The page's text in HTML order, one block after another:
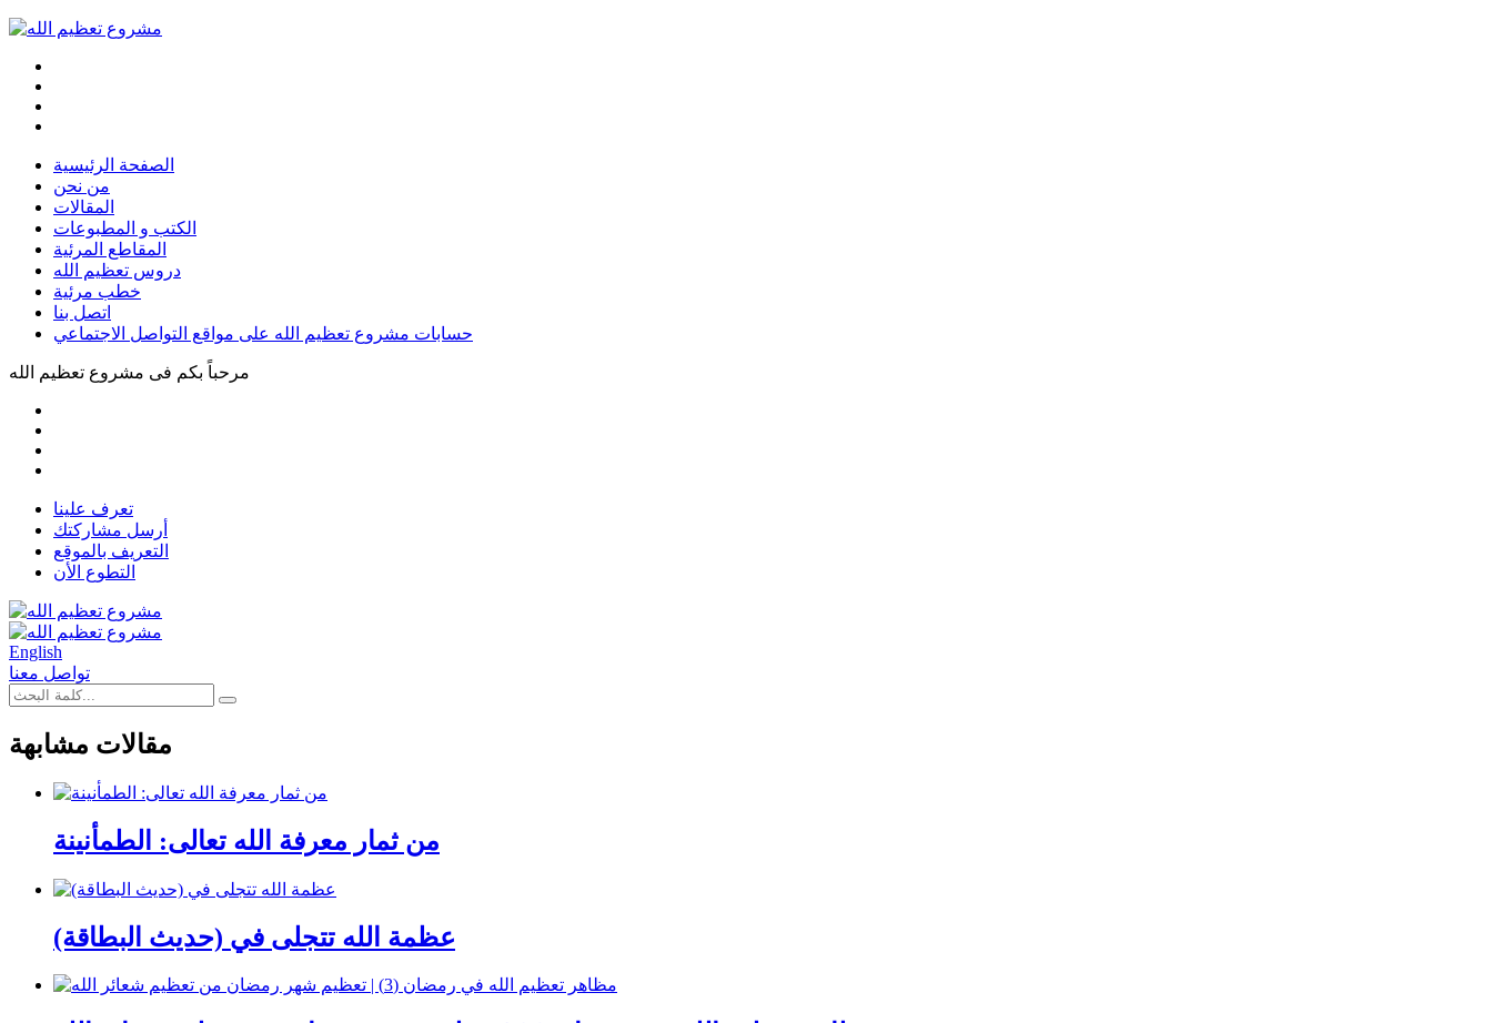
الصفحة الرئيسية
من نحن
المقالات
الكتب و المطبوعات
المقاطع المرئية
دروس تعظيم الله
خطب مرئية
اتصل بنا
حسابات مشروع تعظيم الله على مواقع التواصل الاجتماعي
مرحباً بكم فى مشروع تعظيم الله
تعرف علينا
أرسل مشاركتك
التعريف بالموقع
التطوع الأن
English
تواصل معنا
مقالات مشابهة
من ثمار معرفة الله تعالى: الطمأنينة
عظمة الله تتجلى في (حديث البطاقة)